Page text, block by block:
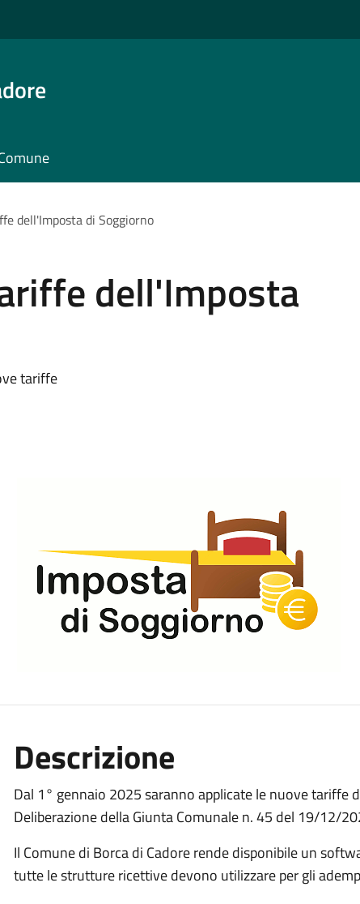
dell'Imposta di Soggiorno
dell'Imposta
tariffe
Descrizione
Dal 1° gennaio 2025 saranno applicate le nuove tariffe
Deliberazione della Giunta Comunale n. 45 del 19/12/
Il Comune di Borca di Cadore rende disponibile un
tutte le strutture ricettive devono utilizzare per gli